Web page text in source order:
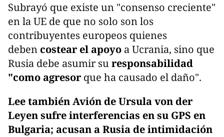
Subrayó que existe un "consenso creciente"
en la UE de que no solo son los
contribuyentes europeos quienes
deben costear el apoyo a Ucrania, sino que
Rusia debe asumir suresponsabilidad
"como agresorque ha causado el daño".
Lee tambiénAvión de Ursula von der
Leyen sufre interferencias en su GPS en
Bulgaria; acusan a Rusia de intimidación